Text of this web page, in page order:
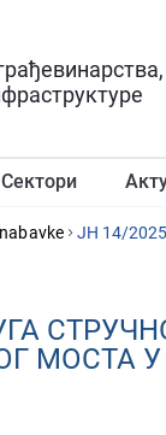
Сектори
МОСТА